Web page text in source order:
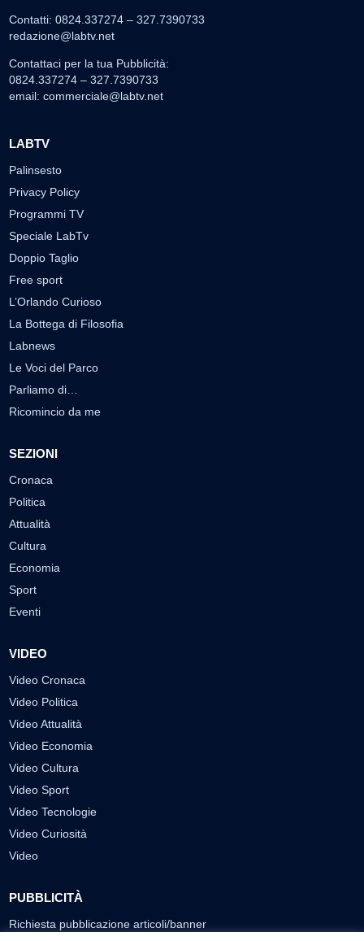
Contatti: 0824.337274 – 327.7390733
redazione@labtv.net
Contattaci per la tua Pubblicità:
0824.337274 – 327.7390733
email: commerciale@labtv.net
LABTV
Palinsesto
Privacy Policy
Programmi TV
Speciale LabTv
Doppio Taglio
Free sport
L’Orlando Curioso
La Bottega di Filosofia
Labnews
Le Voci del Parco
Parliamo di…
Ricomincio da me
SEZIONI
Cronaca
Politica
Attualità
Cultura
Economia
Sport
Eventi
VIDEO
Video Cronaca
Video Politica
Video Attualità
Video Economia
Video Cultura
Video Sport
Video Tecnologie
Video Curiosità
Video
PUBBLICITÀ
Richiesta pubblicazione articoli/banner